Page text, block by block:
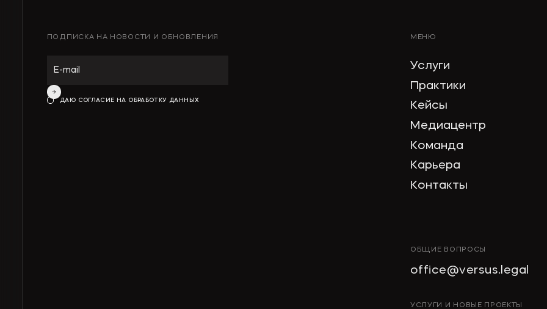
ПОДПИСКА НА НОВОСТИ И ОБНОВЛЕНИЯ
ДАЮ СОГЛАСИЕ НА ОБРАБОТКУ ДАННЫХ
МЕНЮ
Услуги
Практики
Кейсы
Медиацентр
Команда
Карьера
Контакты
ОБЩИЕ ВОПРОСЫ
office@versus.legal
УСЛУГИ И НОВЫЕ ПРОЕКТЫ